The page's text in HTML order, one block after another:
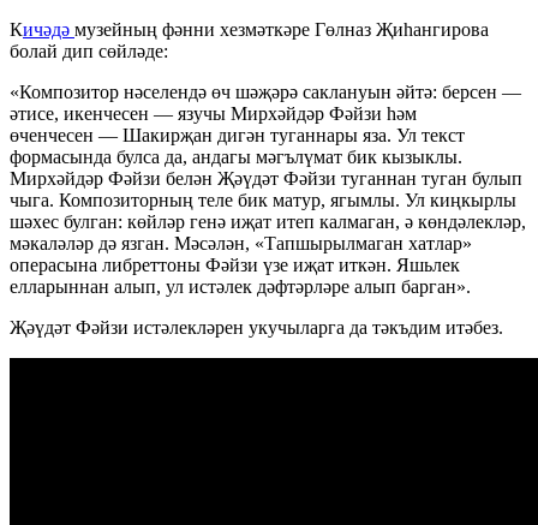
Кичәдә музейның фәнни хезмәткәре Гөлназ Җиһангирова
болай дип сөйләде:
«Композитор нәселендә өч шәҗәрә саклануын әйтә: берсен —
әтисе, икенчесен — язучы Мирхәйдәр Фәйзи һәм
өченчесен — Шакирҗан дигән туганнары яза. Ул текст
формасында булса да, андагы мәгълүмат бик кызыклы.
Мирхәйдәр Фәйзи белән Җәүдәт Фәйзи туганнан туган булып
чыга. Композиторның теле бик матур, ягымлы. Ул киңкырлы
шәхес булган: көйләр генә иҗат итеп калмаган, ә көндәлекләр,
мәкаләләр дә язган. Мәсәлән, «Тапшырылмаган хатлар»
операсына либреттоны Фәйзи үзе иҗат иткән. Яшьлек
елларыннан алып, ул истәлек дәфтәрләре алып барган».
Җәүдәт Фәйзи истәлекләрен укучыларга да тәкъдим итәбез.